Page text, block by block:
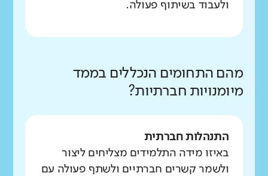
ולעבוד בשיתוף פעולה.
מהם התחומים הנכללים בממד
מיומנויות חברתיות?
התנהלות חברתית
באיזו מידה התלמידים מצליחים ליצור
ולשמר קשרים חברתיים ולשתף פעולה עם